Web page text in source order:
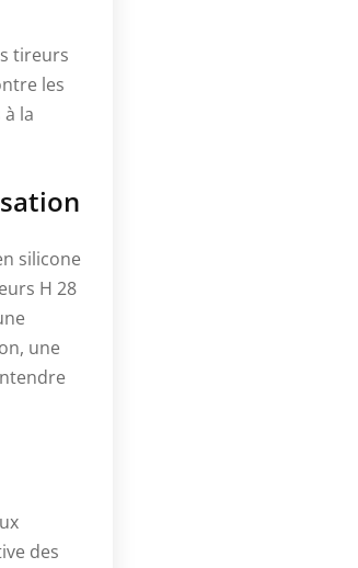
tireurs
les
la
silicone
H 28
une
des